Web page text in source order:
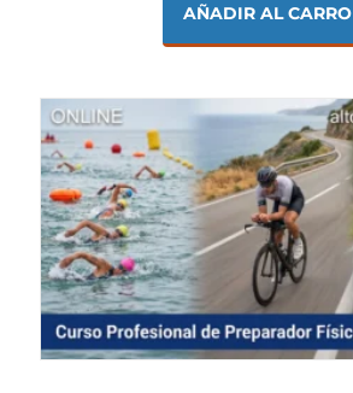
AÑADIR AL CARRO